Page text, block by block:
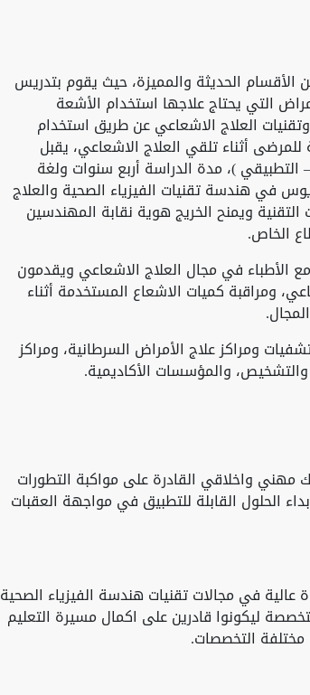
الأقسام الحديثة والمميزة، حيث يقوم بتدريس
التي يحتاج علاجها استخدام الأشعة
العلاج الاشعاعي عن طريق استخدام
أثناء تلقي العلاج الاشعاعي، يقبل
التطبيقي )، مدة الدراسة أربع سنوات ولغة
في هندسة تقنيات الفيزياء الصحية والعلاج
ويمنح الخريج هوية نقابة المهندسين
الخاص.
في مجال العلاج الاشعاعي ويقدمون
ومراقبة كميات الاشعاع المستخدمة أثناء
ومراكز علاج الأمراض السرطانية، ومراكز
والمؤسسات الأكاديمية.
مهني واخلاقي القادرة على مواكبة التطورات
الحلول القابلة للتطبيق في مواجهة العقبات
في مجالات تقنيات هندسة الفيزياء الصحية
ليكونوا قادرين على اكمال مسيرة التعليم
التخصصات.